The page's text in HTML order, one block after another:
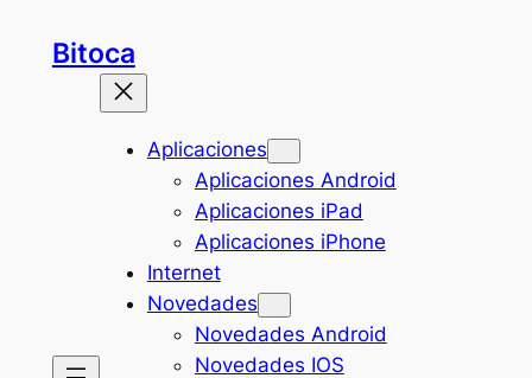
Bitoca
Aplicaciones
Aplicaciones Android
Aplicaciones iPad
Aplicaciones iPhone
Internet
Novedades
Novedades Android
Novedades IOS